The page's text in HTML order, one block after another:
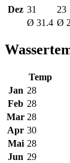
Dez 31 23
Ø 31.4 Ø
Temp
Jan 28
Feb 28
Mar 28
Apr 30
Mai 28
Jun 29